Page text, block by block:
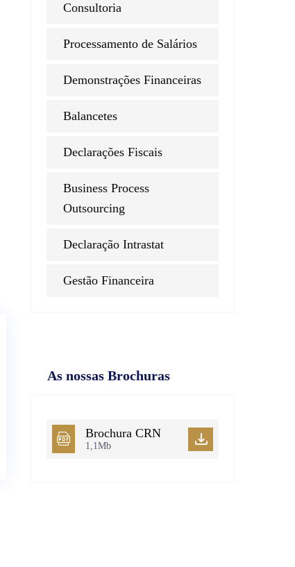
Consultoria
Processamento de Salários
Demonstrações Financeiras
Balancetes
Declarações Fiscais
Business Process
Outsourcing
Declaração Intrastat
Gestão Financeira
As nossas Brochuras
Brochura CRN
1,1Mb